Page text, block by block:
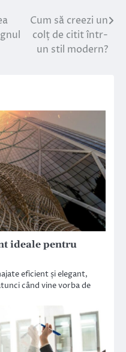
Cum să creezi un
colț de citit într-
un stil modern?
ideale pentru
eficient și elegant,
când vine vorba de